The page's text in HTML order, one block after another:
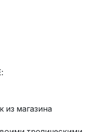
из магазина